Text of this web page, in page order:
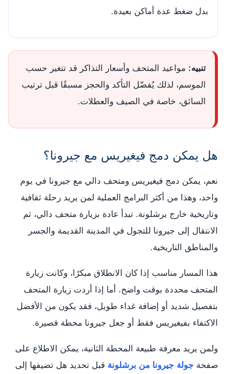
بدل ضغط عدة أماكن بعيدة.
تنبيه: مواعيد المتحف وأسعار التذاكر قد تتغير حسب
الموسم، لذلك يُفضّل التأكد والحجز مسبقًا قبل ترتيب
السائق، خاصة في الصيف والعطلات.
هل يمكن دمج فيغيريس مع جيرونا؟
نعم، يمكن دمج فيغيريس ومتحف دالي مع جيرونا في يوم
واحد، وهذا من أكثر البرامج العملية لمن يريد رحلة ثقافية
وتاريخية خارج برشلونة. تبدأ عادة بزيارة متحف دالي، ثم
الانتقال إلى جيرونا للتجول في المدينة القديمة والجسر
والمناطق التاريخية.
هذا المسار مناسب إذا كان الانطلاق مبكرًا، وكانت زيارة
المتحف محددة بوقت واضح. أما إذا أردت زيارة المتحف
بتفصيل شديد أو إضافة غداء طويل، فقد يكون من الأفضل
الاكتفاء بفيغيريس فقط أو جعل جيرونا محطة قصيرة.
ولمن يريد معرفة طبيعة المحطة الثانية، يمكن الاطلاع على
صفحة جولة جيرونا من برشلونة قبل تحديد هل تضيفها إلى